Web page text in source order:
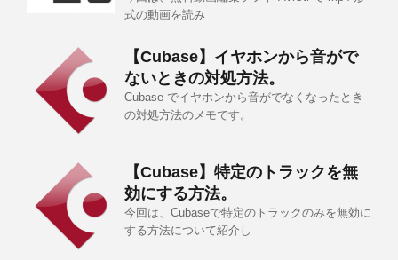
式の動画を読み
【Cubase】イヤホンから音がで
ないときの対処方法。
Cubase でイヤホンから音がでなくなったとき
の対処方法のメモです。
【Cubase】特定のトラックを無
効にする方法。
今回は、Cubaseで特定のトラックのみを無効に
する方法について紹介し